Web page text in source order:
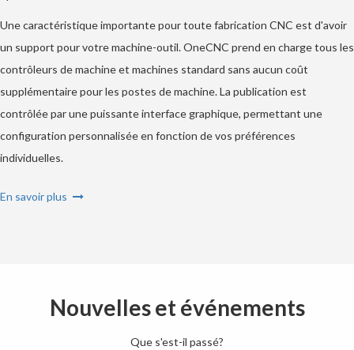
Une caractéristique importante pour toute fabrication CNC est d'avoir
un support pour votre machine-outil. OneCNC prend en charge tous les
contrôleurs de machine et machines standard sans aucun coût
supplémentaire pour les postes de machine. La publication est
contrôlée par une puissante interface graphique, permettant une
configuration personnalisée en fonction de vos préférences
individuelles.
En savoir plus
Nouvelles et événements
Que s'est-il passé?